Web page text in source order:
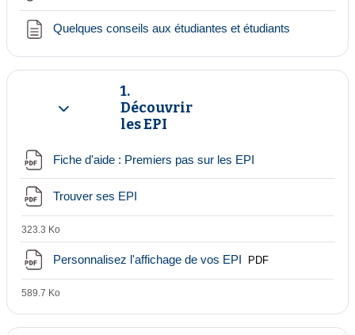
Quelques conseils aux étudiantes et étudiants
Replier
1.
Découvrir
les EPI
Fiche d'aide : Premiers pas sur les EPI
Trouver ses EPI
323.3 Ko
Personnalisez l'affichage de vos EPI Fichier
PDF
589.7 Ko